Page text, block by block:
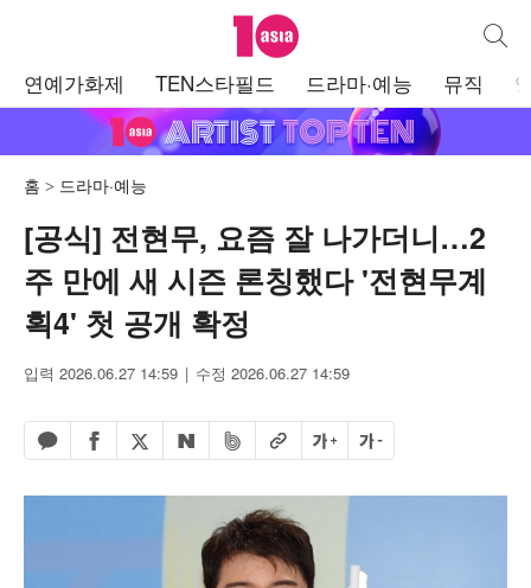
텐아시아 통합
연예가화제 TEN스타필드 드라마·예능 뮤직
홈 드라마·예능
[공식] 전현무, 요즘 잘 나가더니…2
주 만에 새 시즌 론칭했다 '전현무계
획4' 첫 공개 확정
입력 2026.06.27 14:59 수정 2026.06.27 14:59
카카오톡 공유하기
페이스북 공유하기
엑스 공유하기
네이버 공유하기
밴드 공유하기
URL복사글자 크게글자 작게